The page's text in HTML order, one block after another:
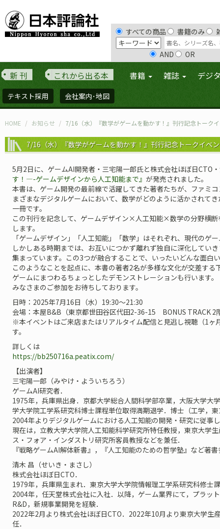
すべての商品 書籍のみ
AND OR
新 刊 これから出る本 書籍 雑誌 デジ
テキスト採用 会社案内･地図
HOME お知らせ 7/16（水）『数学がゲームを動かす！』刊行記念トーク
7/16（水）『数学がゲームを動かす！』刊行記念トークイベ
5月2日に、ゲームAI開発者・三宅陽一郎氏と株式会社ほぼ日CTO
す！—-ゲームデザインから人工知能まで』 が発売されました。
本書は、ゲーム開発の最前線で活躍してきた著者たちが、ファミ
まざまなデジタルゲームにおいて、数学がどのように活かされて
一冊です。
この刊行を記念して、ゲームデザイン×人工知能×数学の分野横
します。
「ゲームデザイン」「人工知能」「数学」はそれぞれ、現代のゲ
しかしある時期までは、お互いにつかず離れず独自に深化してい
集まっています。この3つが融合することで、いったいどんな面白
このようなことを起点に、本書の著者2名が多様な文化が交差する
ゲームにまつわるちょっとしたデモンストレーションも行います。
みなさまのご参加をお待ちしております。
日時：2025年7月16日（水）19:30～21:30
会場：本屋B&B（東京都世田谷区代田2-36-15 BONUS TRACK 2
※本イベントはご来店またはリアルタイム配信と見逃し視聴（1ヶ
す。
詳しくは
https://bb250716a.peatix.com/
【出演者】
三宅陽一郎（みやけ・よういちろう）
ゲームAI研究者．
1975年，兵庫県出身．京都大学総合人間科学部卒業，大阪大学大
学大学院工学系研究科博士課程単位取得満期退学．博士（工学，
2004年よりデジタルゲームにおける人工知能の開発・研究に従事
現在は，立教大学大学院人工知能科学研究所特任教授，東京大学
ス・フォア・インダストリ研究所客員教授などを兼任．
『戦略ゲームAI解体新書』，『人工知能のための哲学塾』など著
清木 昌（せいき・まさし）
株式会社ほぼ日CTO．
1979年，兵庫県生まれ．東京大学大学院情報理工学系研究科修士
2004年，任天堂株式会社に入社．以降，ゲーム業界にて，プラッ
R&D，新規事業開発を経験．
2022年2月より株式会社ほぼ日CTO．2022年10月より東京大学生
任．